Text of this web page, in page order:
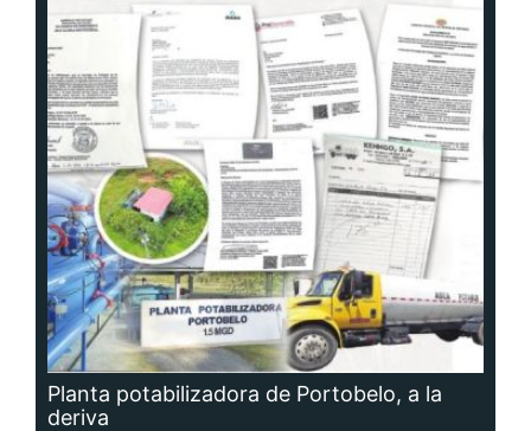
Planta potabilizadora de Portobelo, a la
deriva